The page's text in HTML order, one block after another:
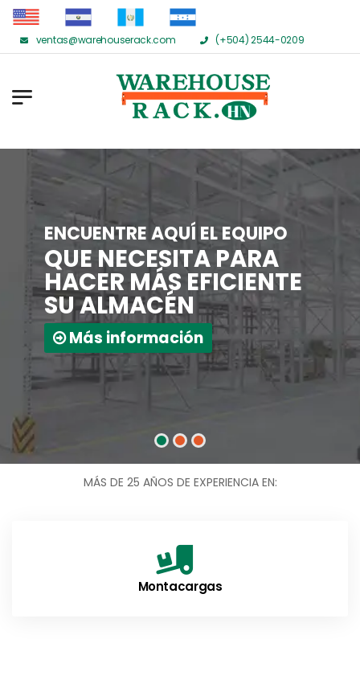
ventas@warehouserack.com (+504) 2544-0209
ENCUENTRE AQUÍ EL EQUIPO
QUE NECESITA PARA
HACER MÁS EFICIENTE
SU ALMACÉN
Más información
MÁS DE 25 AÑOS DE EXPERIENCIA EN: